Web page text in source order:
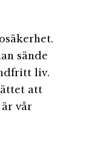
sände
liv.
att
vår